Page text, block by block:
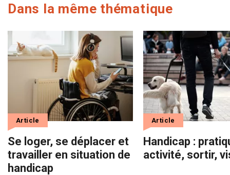
Dans la même thématique
Se loger, se déplacer et
travailler en situation de
handicap
Article
Handicap :
activité, sortir,
Article